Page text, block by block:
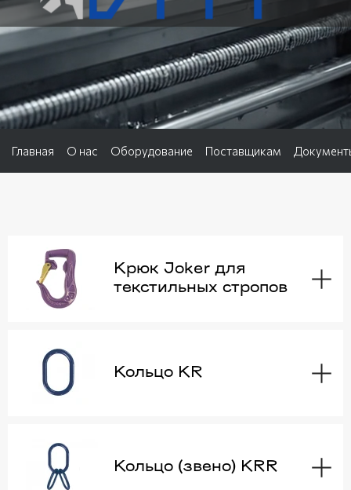
Главная О нас Оборудование Поставщикам
Крюк Joker для
текстильных стропов
Кольцо KR
Кольцо (звено) KRR